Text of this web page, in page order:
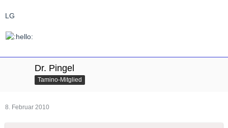
LG
Dr. Pingel
Tamino-Mitglied
8. Februar 2010